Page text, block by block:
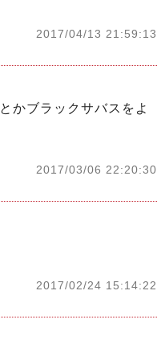
2017/04/13 21:59:13
かブラックサバスをよ
2017/03/06 22:20:30
2017/02/24 15:14:22